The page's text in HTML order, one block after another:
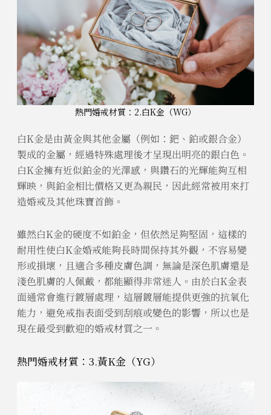
熱門婚戒材質：2.白K金（WG）
白K金是由黃金與其他金屬（例如：鈀、鉑或銀合金）
製成的金屬，經過特殊處理後才呈現出明亮的銀白色。
白K金擁有近似鉑金的光澤感，與鑽石的光輝能夠互相
輝映，與鉑金相比價格又更為親民，因此經常被用來打
造婚戒及其他珠寶首飾。
雖然白K金的硬度不如鉑金，但依然足夠堅固，這樣的
耐用性使白K金婚戒能夠長時間保持其外觀，不容易變
形或損壞，且適合多種皮膚色調，無論是深色肌膚還是
淺色肌膚的人佩戴，都能顯得非常迷人。由於白K金表
面通常會進行鍍層處理，這層鍍層能提供更強的抗氧化
能力，避免戒指表面受到刮痕或變色的影響，所以也是
現在最受到歡迎的婚戒材質之一。
熱門婚戒材質：3.黃K金（YG）